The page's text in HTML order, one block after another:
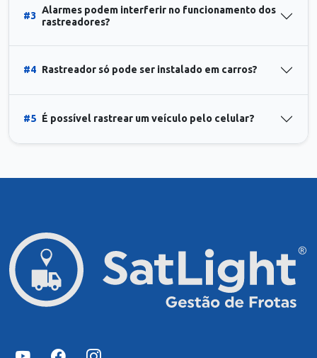
#3
Alarmes podem interferir no funcionamento dos
rastreadores?
#4 Rastreador só pode ser instalado em carros?
#5 É possível rastrear um veículo pelo celular?